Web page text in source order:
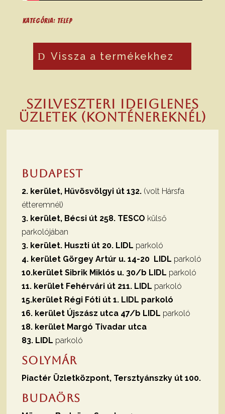
Kategória: Telep
Vissza a termékekhez
Szilveszteri ideiglenes
üzletek (konténereknél)
Budapest
2. kerület, Hűvösvölgyi út 132. (volt Hársfa
étteremnél)
3. kerület, Bécsi út 258. TESCO külső
parkolójában
3. kerület. Huszti út 20. LIDL parkoló
4. kerület Görgey Artúr u. 14-20 LIDL parkoló
10.kerület Sibrik Miklós u. 30/b LIDL parkoló
11. kerület Fehérvári út 211. LIDL parkoló
15.kerület Régi Fóti út 1. LIDL parkoló
16. kerület Újszász utca 47/b LIDL parkoló
18. kerület Margó Tivadar utca
83. LIDL parkoló
Solymár
Piactér Üzletközpont, Tersztyánszky út 100.
Budaörs